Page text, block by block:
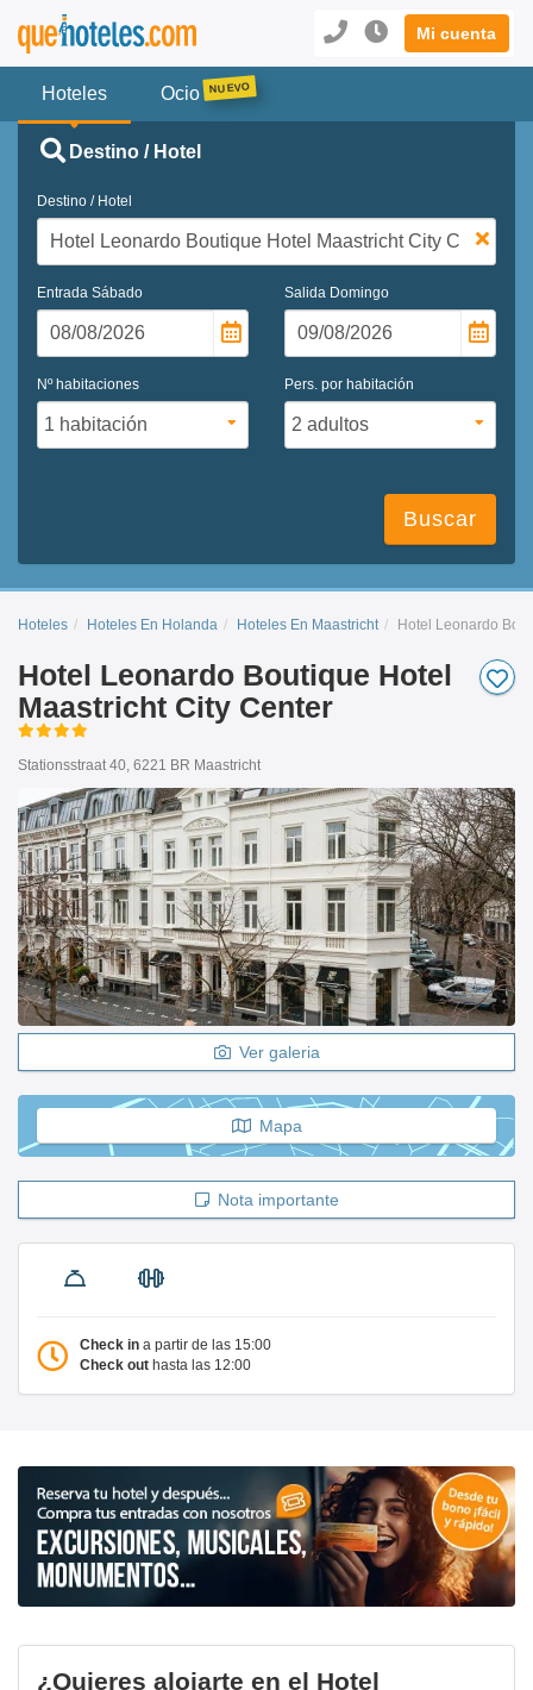
Mi cuenta
Hoteles Ocio
Destino / Hotel
Destino / Hotel
Entrada Sábado Salida Domingo
Nº habitaciones Pers. por habitación
Buscar
Hoteles Hoteles En Holanda Hoteles En Maastricht Hotel Leonardo
Hotel Leonardo Boutique Hotel
Maastricht City Center
Stationsstraat 40, 6221 BR Maastricht
Ver galeria
Mapa
Nota importante
Check in a partir de las 15:00
Check out hasta las 12:00
¿Quieres alojarte en el Hotel